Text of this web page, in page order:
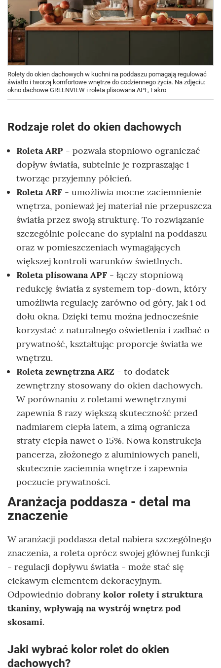
Rolety do okien dachowych w kuchni na poddaszu pomagają regulować
światło i tworzą komfortowe wnętrze do codziennego życia. Na zdjęciu:
okno dachowe GREENVIEW i roleta plisowana APF, Fakro
Rodzaje rolet do okien dachowych
Roleta ARP - pozwala stopniowo ograniczać
dopływ światła, subtelnie je rozpraszając i
tworząc przyjemny półcień.
Roleta ARF - umożliwia mocne zaciemnienie
wnętrza, ponieważ jej materiał nie przepuszcza
światła przez swoją strukturę. To rozwiązanie
szczególnie polecane do sypialni na poddaszu
oraz w pomieszczeniach wymagających
większej kontroli warunków świetlnych.
Roleta plisowana APF - łączy stopniową
redukcję światła z systemem top-down, który
umożliwia regulację zarówno od góry, jak i od
dołu okna. Dzięki temu można jednocześnie
korzystać z naturalnego oświetlenia i zadbać o
prywatność, kształtując proporcje światła we
wnętrzu.
Roleta zewnętrzna ARZ - to dodatek
zewnętrzny stosowany do okien dachowych.
W porównaniu z roletami wewnętrznymi
zapewnia 8 razy większą skuteczność przed
nadmiarem ciepła latem, a zimą ogranicza
straty ciepła nawet o 15%. Nowa konstrukcja
pancerza, złożonego z aluminiowych paneli,
skutecznie zaciemnia wnętrze i zapewnia
poczucie prywatności.
Aranżacja poddasza - detal ma
znaczenie
W aranżacji poddasza detal nabiera szczególnego
znaczenia, a roleta oprócz swojej głównej funkcji
- regulacji dopływu światła - może stać się
ciekawym elementem dekoracyjnym.
Odpowiednio dobrany kolor rolety i struktura
tkaniny, wpływają na wystrój wnętrz pod
skosami.
Jaki wybrać kolor rolet do okien
dachowych?